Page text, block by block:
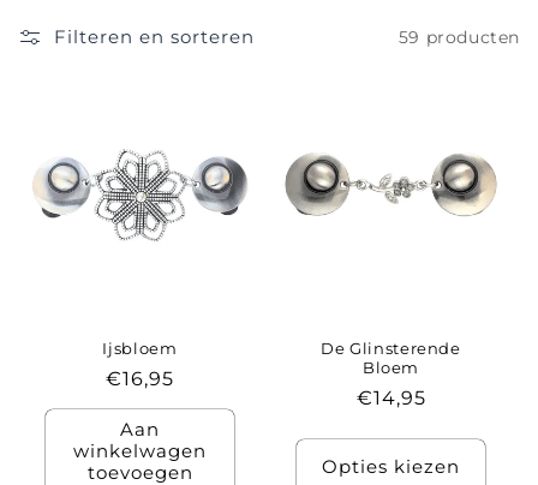
i
Filteren en sorteren 59 producten
Ijsbloem
Normale
prijs
€16,95
Aan
winkelwagen
toevoegen
De Glinsterende
Bloem
Normale
€14,95
Opties kiezen